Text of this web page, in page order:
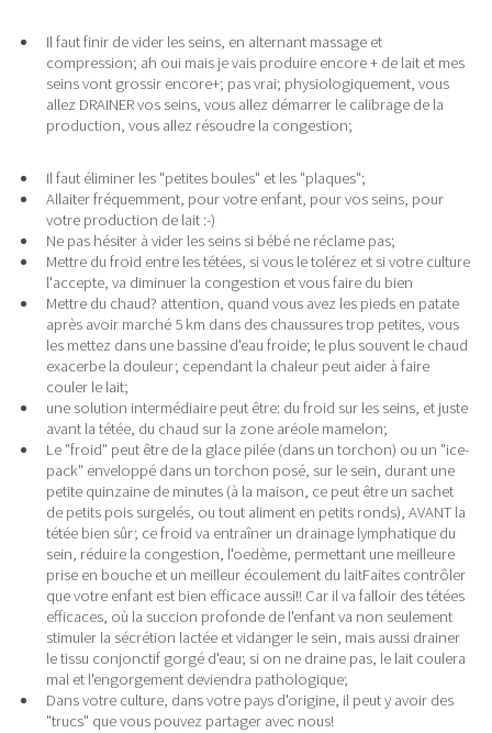
Il faut finir de vider les seins, en alternant massage et
compression; ah oui mais je vais produire encore + de lait et mes
seins vont grossir encore+; pas vrai; physiologiquement, vous
allez DRAINER vos seins, vous allez démarrer le calibrage de la
production, vous allez résoudre la congestion;
Il faut éliminer les "petites boules" et les "plaques";
Allaiter fréquemment, pour votre enfant, pour vos seins, pour
votre production de lait :-)
Ne pas hésiter à vider les seins si bébé ne réclame pas;
Mettre du froid entre les tétées, si vous le tolérez et si votre culture
l'accepte, va diminuer la congestion et vous faire du bien
Mettre du chaud? attention, quand vous avez les pieds en patate
après avoir marché 5 km dans des chaussures trop petites, vous
les mettez dans une bassine d'eau froide; le plus souvent le chaud
exacerbe la douleur; cependant la chaleur peut aider à faire
couler le lait;
une solution intermédiaire peut être: du froid sur les seins, et juste
avant la tétée, du chaud sur la zone aréole mamelon;
Le "froid" peut être de la glace pilée (dans un torchon) ou un "ice-
pack" enveloppé dans un torchon posé, sur le sein, durant une
petite quinzaine de minutes (à la maison, ce peut être un sachet
de petits pois surgelés, ou tout aliment en petits ronds), AVANT la
tétée bien sûr; ce froid va entraîner un drainage lymphatique du
sein, réduire la congestion, l'oedème, permettant une meilleure
prise en bouche et un meilleur écoulement du laitFaites contrôler
que votre enfant est bien efficace aussi!! Car il va falloir des tétées
efficaces, où la succion profonde de l'enfant va non seulement
stimuler la sécrétion lactée et vidanger le sein, mais aussi drainer
le tissu conjonctif gorgé d'eau; si on ne draine pas, le lait coulera
mal et l'engorgement deviendra pathologique;
Dans votre culture, dans votre pays d'origine, il peut y avoir des
"trucs" que vous pouvez partager avec nous!